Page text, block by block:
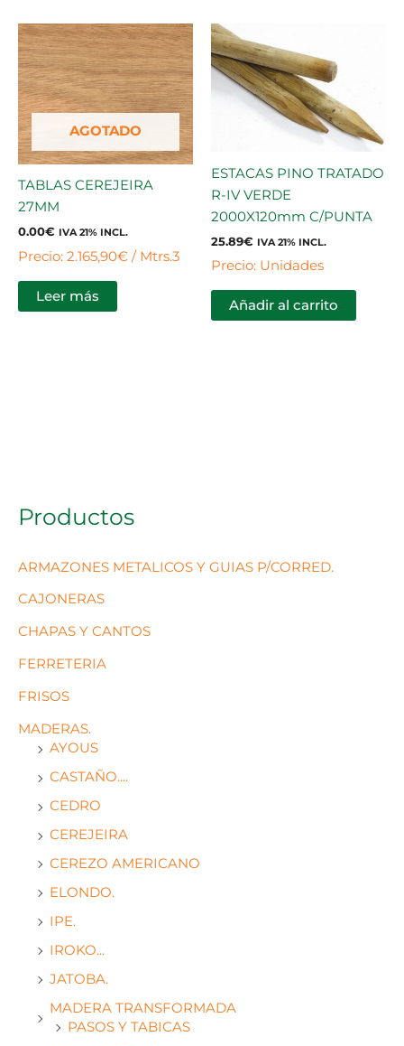
Productos
ARMAZONES METALICOS Y GUIAS P/CORRED.
CAJONERAS
CHAPAS Y CANTOS
FERRETERIA
FRISOS
MADERAS.
AYOUS
CASTAÑO....
CEDRO
CEREJEIRA
CEREZO AMERICANO
ELONDO.
IPE.
IROKO...
JATOBA.
MADERA TRANSFORMADA
PASOS Y TABICAS
AGOTADO
TABLAS CEREJEIRA
27MM
0.00€ IVA 21% INCL.
Precio: 2.165,90€ / Mtrs.3
Leer más
ESTACAS PINO TRATADO
R-IV VERDE
2000X120mm C/PUNTA
25.89€ IVA 21% INCL.
Precio: Unidades
Añadir al carrito